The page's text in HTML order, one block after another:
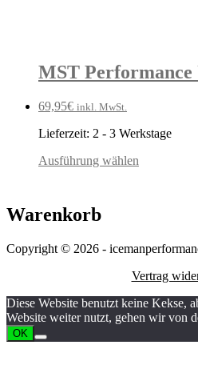
MST
69,95€ inkl. MwSt.
Lieferzeit: 2 - 3 Werkstage
Ausführung wählen
Warenkorb
Copyright © 2026 -
Vertrag
Diese Website benutzt keine Kekse,
Website weiter nutzt, gehen wir von
OK